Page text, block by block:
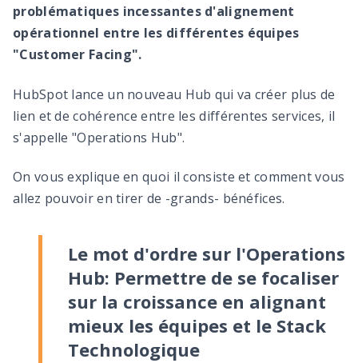
problématiques incessantes d'alignement
opérationnel entre les différentes équipes
"Customer Facing".
HubSpot lance un nouveau Hub qui va créer plus de
lien et de cohérence entre les différentes services, il
s'appelle "Operations Hub".
On vous explique en quoi il consiste et comment vous
allez pouvoir en tirer de -grands- bénéfices.
Le mot d'ordre sur l'Operations
Hub: Permettre de se focaliser
sur la croissance en alignant
mieux les équipes et le Stack
Technologique